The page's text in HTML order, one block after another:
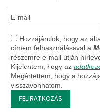
E-mail
Hozzájárulok, hogy az
címem felhasználásával a
részemre e-mail útján
Kijelentem, hogy az
Megértettem, hogy a
visszavonhatom.
FELIRATKOZÁS